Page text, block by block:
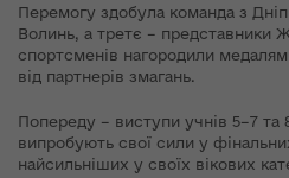
Перемогу здобула команда з
Волинь, а третє – представники
спортсменів нагородили
від партнерів змагань.
Попереду – виступи учнів 5–7 та
випробують свої сили у
найсильніших у своїх вікових